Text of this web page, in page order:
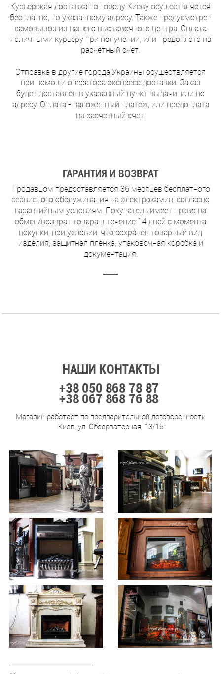
Курьерская доставка по городу Киеву осуществляется
бесплатно, по указанному адресу. Также предусмотрен
самовывоз из нашего выставочного центра. Оплата
наличными курьеру при получении, или предоплата на
расчетный счет.
Отправка в другие города Украины осуществляется
при помощи оператора экспресс доставки. Заказ
будет доставлен в указанный пункт выдачи, или по
адресу. Оплата - наложенный платеж, или предоплата
на расчетный счет.
ГАРАНТИЯ И ВОЗВРАТ
Продавцом предоставляется 36 месяцев бесплатного
сервисного обслуживания на электрокамин, согласно
гарантийным условиям. Покупатель имеет право на
обмен/возврат товара в течение 14 дней с момента
покупки, при условии, что сохранен товарный вид
изделия, защитная пленка, упаковочная коробка и
документация.
НАШИ КОНТАКТЫ
+38 050 868 78 87
+38 067 868 76 88
Магазин работает по предварительной договоренности
Киев, ул. Обсерваторная, 13/15